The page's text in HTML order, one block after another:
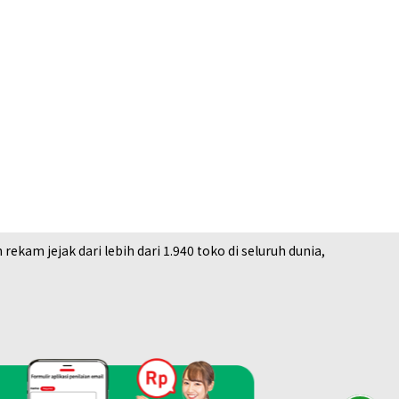
ring
jejak dari lebih dari 1.940 toko di seluruh dunia,